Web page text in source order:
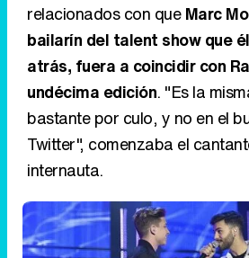
relacionados con queMarc
bailarín del talent show que
atrás, fuera a coincidir con
undécima edición. "Es la
bastante por culo, y no en el
Twitter", comenzaba el
internauta.